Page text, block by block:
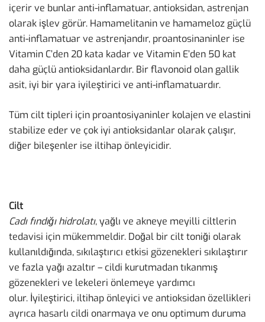
içerir ve bunlar anti-inflamatuar, antioksidan, astrenjan
olarak işlev görür. Hamamelitanin ve hamameloz güçlü
anti-inflamatuar ve astrenjandır, proantosinaninler ise
Vitamin C’den 20 kata kadar ve Vitamin E’den 50 kat
daha güçlü antioksidanlardır. Bir flavonoid olan gallik
asit, iyi bir yara iyileştirici ve anti-inflamatuardır.
Tüm cilt tipleri için proantosiyaninler kolajen ve elastini
stabilize eder ve çok iyi antioksidanlar olarak çalışır,
diğer bileşenler ise iltihap önleyicidir.
Cilt
Cadı fındığı hidrolatı, yağlı ve akneye meyilli ciltlerin
tedavisi için mükemmeldir. Doğal bir cilt toniği olarak
kullanıldığında, sıkılaştırıcı etkisi gözenekleri sıkılaştırır
ve fazla yağı azaltır – cildi kurutmadan tıkanmış
gözenekleri ve lekeleri önlemeye yardımcı
olur. İyileştirici, iltihap önleyici ve antioksidan özellikleri
ayrıca hasarlı cildi onarmaya ve onu optimum duruma